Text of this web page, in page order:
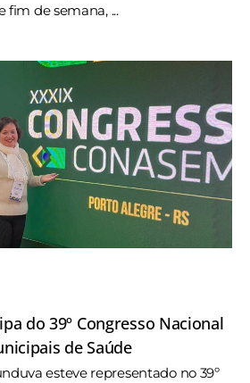
fim de semana, ...
do 39º Congresso Nacional
de Saúde
esteve representado no 39º